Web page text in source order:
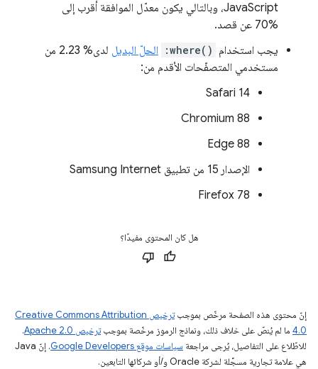
JavaScript، وبالتالي يكون معدّل الموافقة أقرب إلى
%70 عن قصد.
يجب استخدام :where() الحلّ البديل
لدى% 2.23 من
مستخدمي المتصفّحات الأقدم من:
Safari 14
‫Chromium 88
Edge 88
الإصدار 15 من تطبيق Samsung Internet
Firefox 78
هل كان المحتوى مفيدًا؟
إنّ محتوى هذه الصفحة مرخّص بموجب
ترخيص Creative Commons Attribution
4.0‏ ما لم يُنصّ على خلاف ذلك، ونماذج الرموز مرخّصة بموجبترخيص Apache 2.0‏
.
للاطّلاع على التفاصيل، يُرجى مراجعة سياسات موقع Google Developers‏
. إنّ Java
هي علامة تجارية مسجَّلة لشركة Oracle و/أو شركائها التابعين.